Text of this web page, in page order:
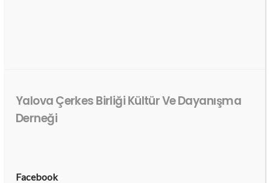
Yalova Çerkes Birliği Kültür Ve Dayanışma
Derneği
Facebook